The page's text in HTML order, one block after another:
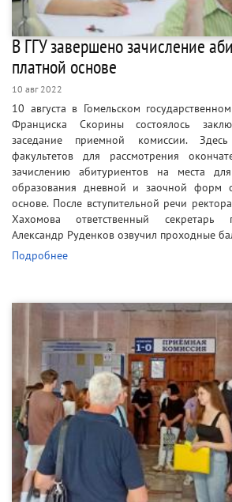
В ГГУ завершено зачисление
платной основе
10 авг 2022
10 августа в Гомельском
Франциска Скорины состоялось
заседание приемной комиссии.
факультетов для рассмотрения
зачислению абитуриентов на места
образования дневной и заочной форм
основе. После вступительной речи
Хахомова ответственный секретарь
Александр Руденков озвучил проходные
Подробнее